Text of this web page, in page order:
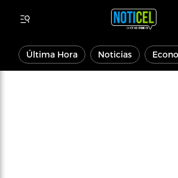
Última Hora Noticias